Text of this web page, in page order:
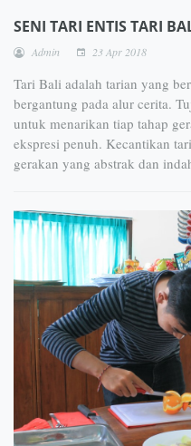
SENI TARI ENTIS TARI
Admin 23 Apr 2018
Tari Bali adalah tarian yang
bergantung pada alur cerita.
untuk menarikan tiap tahap
ekspresi penuh. Kecantikan
gerakan yang abstrak dan